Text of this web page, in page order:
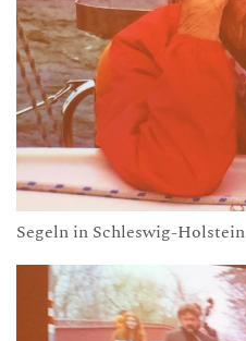
Segeln in Schleswig-Holstein